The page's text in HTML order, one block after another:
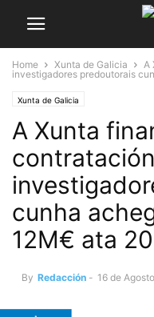
Home Xunta de Galicia
A
investigadores predoutorais
Xunta de Galicia
A Xunta
cunha
12M€ ata
By Redacción - 16 de